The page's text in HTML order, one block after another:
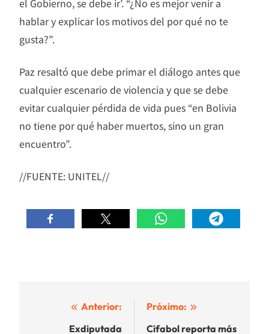
el Gobierno, se debe ir’. “¿No es mejor venir a
hablar y explicar los motivos del por qué no te
gusta?”.
Paz resaltó que debe primar el diálogo antes que
cualquier escenario de violencia y que se debe
evitar cualquier pérdida de vida pues “en Bolivia
no tiene por qué haber muertos, sino un gran
encuentro”.
//FUENTE: UNITEL//
Navegación
Anterior:
Exdiputada
Próximo:
Cifabol reporta más